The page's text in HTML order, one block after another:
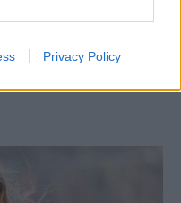
Privacy Policy
μαλλιά -Πώς να